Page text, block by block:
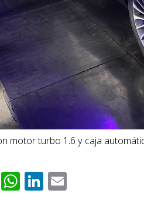
motor turbo 1.6 y caja
Twitter
WhatsApp
LinkedIn